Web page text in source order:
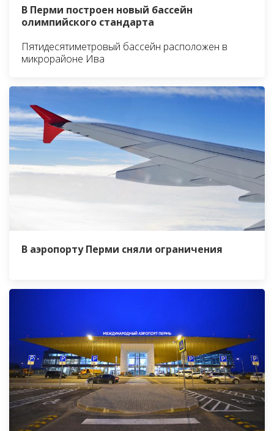
В Перми построен новый бассейн
олимпийского стандарта
Пятидесятиметровый бассейн расположен в
микрорайоне Ива
В аэропорту Перми сняли ограничения